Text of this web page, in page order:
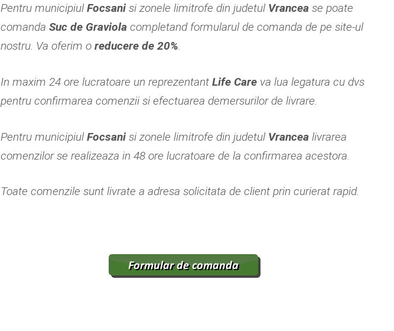
Pentru municipiulFocsani si zonele limitrofe din judetul Vrancea se poate
comandaSuc de Graviola completand formularul de comanda de pe site-ul
nostru. Va oferim oreducere de 20%.
In maxim 24 ore lucratoare un reprezentantLife Care va lua legatura cu dvs
pentru confirmarea comenzii si efectuarea demersurilor de livrare.
Pentru municipiulFocsanisi zonele limitrofe din judetul Vrancealivrarea
comenzilor se realizeaza in 48 ore lucratoare de la confirmarea acestora.
Toate comenzile sunt livrate a adresa solicitata de client prin curierat rapid.